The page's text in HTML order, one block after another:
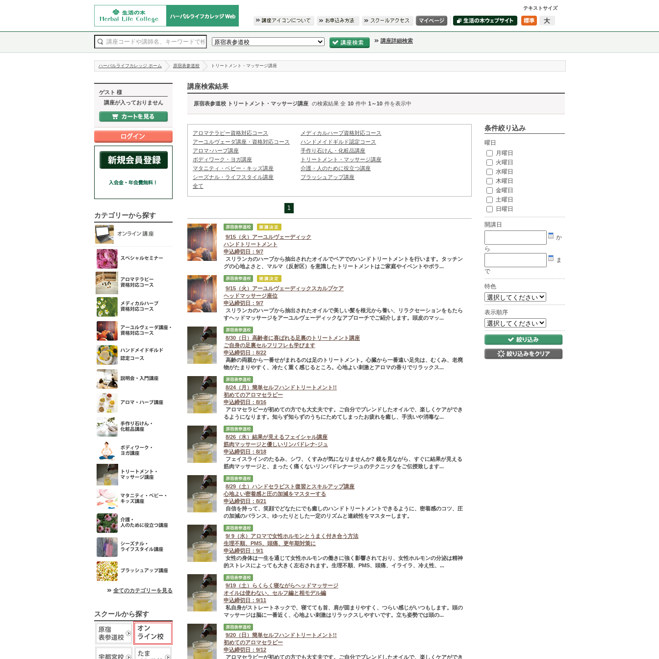
テキストサイズ
講座詳細検索
ハーバルライフカレッジ ホーム 原宿表参道校 トリートメント・マッサージ講座
ゲスト 様
講座が入っておりません
カテゴリーから探す
全てのカテゴリーを見る
スクールから探す
講座検索結果
原宿表参道校 トリートメント・マッサージ講座 の検索結果 全 10 件中 1～10 件を表示中
アロマテラピー資格対応コース
メディカルハーブ資格対応コース
アーユルヴェーダ講座・資格対応コース
ハンドメイドギルド認定コース
アロマ･ハーブ講座
手作り石けん・化粧品講座
ボディワーク・ヨガ講座
トリートメント・マッサージ講座
マタニティ・ベビー・キッズ講座
介護・人のために役立つ講座
シーズナル・ライフスタイル講座
ブラッシュアップ講座
全て
1
9/15（火）アーユルヴェーディック
ハンドトリートメント
申込締切日：9/7
スリランカのハーブから抽出されたオイルでペアでのハンドトリートメントを行います。タッチン
グの心地よさと、マルマ（反射区）を意識したトリートメントはご家庭やイベントやボラ...
9/15（火）アーユルヴェーディックスカルプケア
ヘッドマッサージ座位
申込締切日：9/7
スリランカのハーブから抽出されたオイルで美しい髪を根元から養い、リラクセーションをもたら
すヘッドマッサージをアーユルヴェーディックなアプローチでご紹介します。頭皮のマッ...
8/30（日）高齢者に喜ばれる足裏のトリートメント講座
ご自身の足裏セルフリフレも学びます
申込締切日：8/22
高齢の両親から一番せがまれるのは足のトリートメント。心臓から一番遠い足先は、むくみ、老廃
物がたまりやすく、冷たく重く感じるところ。心地よい刺激とアロマの香りでリラックス...
8/24（月）簡単セルフハンドトリートメント!!
初めてのアロマセラピー
申込締切日：8/16
アロマセラピーが初めての方でも大丈夫です。ご自分でブレンドしたオイルで、楽しくケアができ
るようになります。知らず知らずのうちにためてしまったお疲れを癒し、手洗いや消毒な...
8/26（水）結果が見えるフェイシャル講座
筋肉マッサージと優しいリンパドレナ-ジュ
申込締切日：8/18
フェイスラインのたるみ、シワ、くすみが気になりませんか? 鏡を見ながら、すぐに結果が見える
筋肉マッサージと、まったく痛くないリンパドレナージュのテクニックをご伝授致します...
8/29（土）ハンドセラピスト復習とスキルアップ講座
心地よい密着感と圧の加減をマスターする
申込締切日：8/21
自信を持って、笑顔でどなたにでも癒しのハンドトリートメントできるように、密着感のコツ、圧
の加減のバランス、ゆったりとした一定のリズムと連続性をマスターします。
9/ 9（水）アロマで女性ホルモンとうまく付き合う方法
生理不順、PMS、頭痛、更年期対策に
申込締切日：9/1
女性の身体は一生を通じて女性ホルモンの働きに強く影響されており、女性ホルモンの分泌は精神
的ストレスによっても大きく左右されます。生理不順、PMS、頭痛、イライラ、冷え性、...
9/19（土）らくらく寝ながらヘッドマッサージ
オイルは使わない、セルフ編と相モデル編
申込締切日：9/11
私自身がストレートネックで、寝てても首、肩が固まりやすく、つらい感じがいつもします。頭の
マッサージは脳に一番近く、心地よい刺激はリラックスしやすいです。立ち姿勢では頭の...
9/20（日）簡単セルフハンドトリートメント!!
初めてのアロマセラピー
申込締切日：9/12
アロマセラピーが初めての方でも大丈夫です。ご自分でブレンドしたオイルで、楽しくケアができ
条件絞り込み
曜日
月曜日
火曜日
水曜日
木曜日
金曜日
土曜日
日曜日
開講日
か
ら
ま
で
特色
表示順序